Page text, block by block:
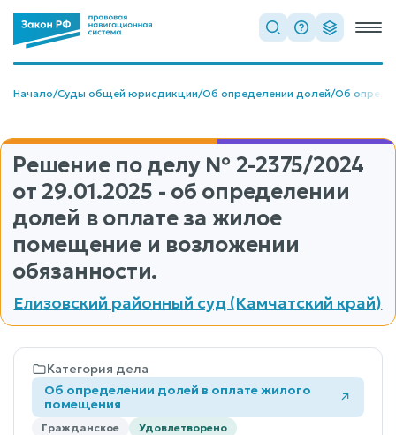
Начало/Суды общей юрисдикции/Об определении долей/Об
Решение по делу № 2-2375/2024
от 29.01.2025 - об определении
долей в оплате за жилое
помещение и возложении
обязанности.
Елизовский районный суд (Камчатский край)
Категория дела
Об определении долей в оплате жилого
помещения
Гражданское Удовлетворено